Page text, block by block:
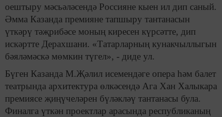
оештыру мәсьәләсендә Россияне кыен ил дип саный.
Әмма Казанда премияне тапшыру тантанасын
үткәрү тәҗрибәсе моның киресен күрсәтте, дип
искәртте Дерахшани. «Татарларның кунакчыллыгын
бәяләмәскә мөмкин түгел», - диде ул.
Бүген Казанда М.Җәлил исемендәге опера һәм балет
театрында архитектура өлкәсендә Ага Хан Халыкара
премиясе җиңүчеләрен бүләкләү тантанасы була.
Финалга үткән проектлар арасында республиканың